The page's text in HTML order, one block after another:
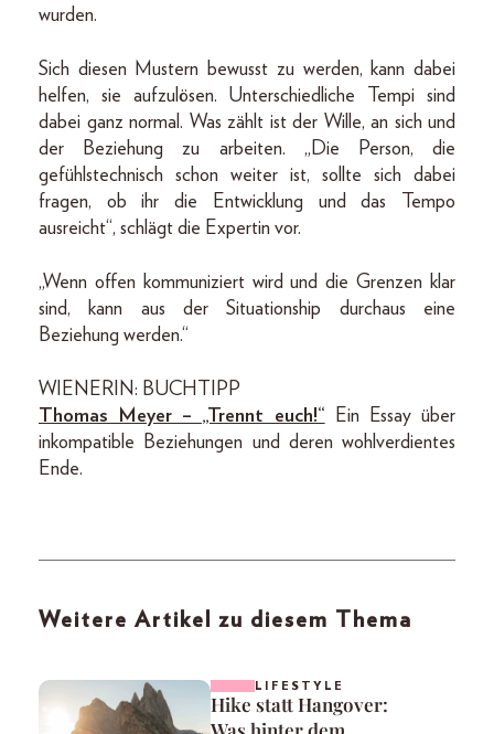
wurden.
Sich diesen Mustern bewusst zu werden, kann dabei
helfen, sie aufzulösen. Unterschiedliche Tempi sind
dabei ganz normal. Was zählt ist der Wille, an sich und
der Beziehung zu arbeiten. „Die Person, die
gefühlstechnisch schon weiter ist, sollte sich dabei
fragen, ob ihr die Entwicklung und das Tempo
ausreicht“, schlägt die Expertin vor.
„Wenn offen kommuniziert wird und die Grenzen klar
sind, kann aus der Situationship durchaus eine
Beziehung werden.“
WIENERIN: BUCHTIPP
Thomas Meyer – „Trennt euch!“ Ein Essay über
inkompatible Beziehungen und deren wohlverdientes
Ende.
Weitere Artikel zu diesem Thema
LIFESTYLE
Hike statt Hangover: